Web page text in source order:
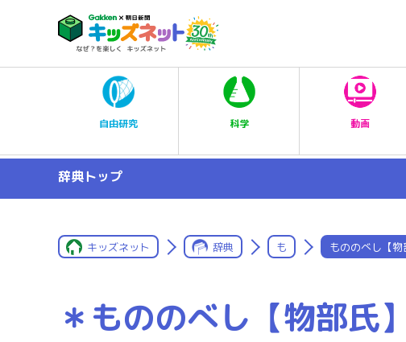
自由研究 科学 動画
辞典トップ
キッズネット 辞典 も もののべし【物
＊もののべし【物部氏】